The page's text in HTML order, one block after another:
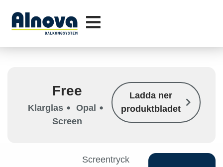
Free
Klarglas • Opal •
Screen
Ladda ner
produktbladet
Screentryck